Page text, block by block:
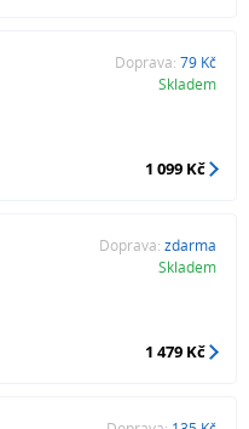
Doprava: 79 Kč
Skladem
1 099 Kč
Doprava: zdarma
Skladem
1 479 Kč